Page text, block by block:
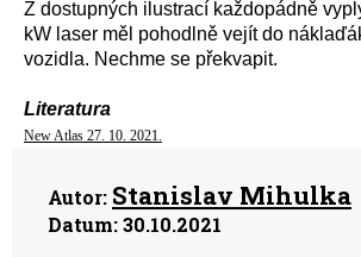
Z dostupných ilustrací každopádně
kW laser měl pohodlně vejít do
vozidla. Nechme se překvapit.
Literatura
New Atlas 27. 10. 2021.
Autor: Stanislav Mihulka
Datum:30.10.2021